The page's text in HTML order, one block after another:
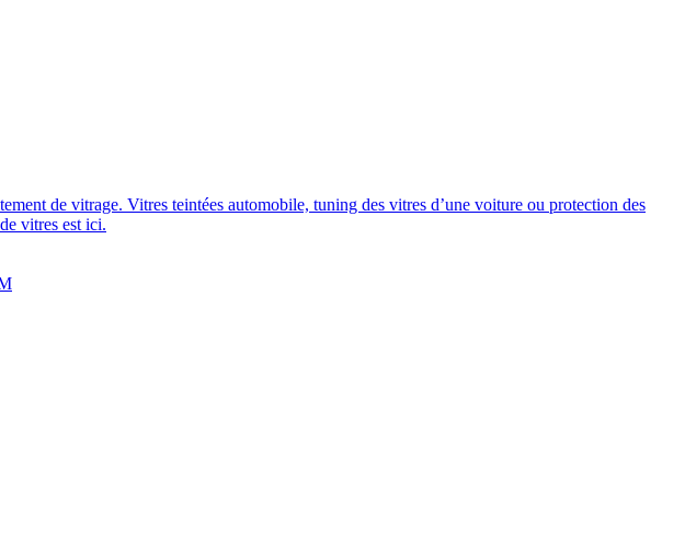
de vitrage. Vitres teintées automobile, tuning des vitres d’une voiture ou protection des
vitres est ici.